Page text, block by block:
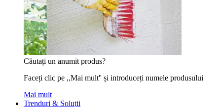
Căutați un anumit produs?
Faceți clic pe ,,Mai mult'' și introduceți numele produsului
Mai mult
Trenduri & Soluţii